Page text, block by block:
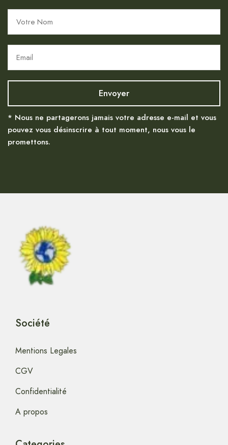
* Nous ne partagerons jamais votre adresse e-mail et vous
pouvez vous désinscrire à tout moment, nous vous le
promettons.
Société
Mentions Legales
CGV
Confidentialité
A propos